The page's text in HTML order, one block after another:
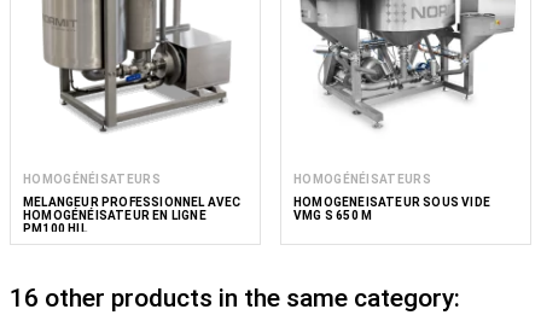
HOMOGÉNÉISATEURS
MÉLANGEUR PROFESSIONNEL AVEC
HOMOGÉNÉISATEUR EN LIGNE
PM100 HIL
HOMOGÉNÉISATEURS
HOMOGÉNÉISATEUR SOUS VIDE
VMG S 650 M
16 other products in the same category: